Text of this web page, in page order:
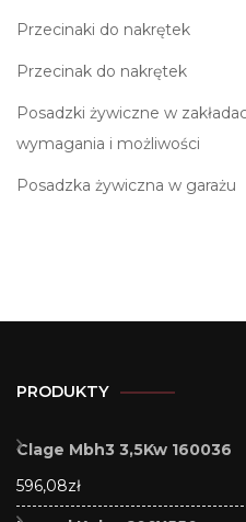
Przecinaki do nakrętek
Przecinak do nakrętek
Posadzki żywiczne w
wymagania i możliwości
Posadzka żywiczna w garażu
PRODUKTY
Clage Mbh3 3,5Kw 160036
596,08zł